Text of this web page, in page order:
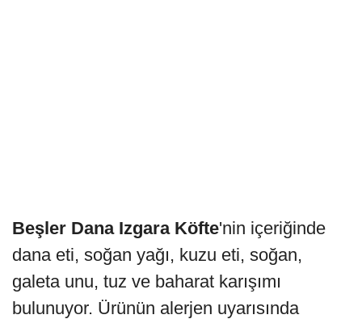
Beşler Dana Izgara Köfte'nin içeriğinde
dana eti, soğan yağı, kuzu eti, soğan,
galeta unu, tuz ve baharat karışımı
bulunuyor. Ürünün alerjen uyarısında